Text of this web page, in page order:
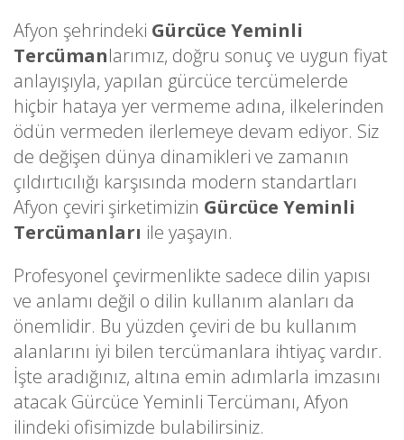
Afyon şehrindeki Gürcüce Yeminli
Tercümanlarımız, doğru sonuç ve uygun fiyat
anlayışıyla, yapılan gürcüce tercümelerde
hiçbir hataya yer vermeme adına, ilkelerinden
ödün vermeden ilerlemeye devam ediyor. Siz
de değişen dünya dinamikleri ve zamanın
çıldırtıcılığı karşısında modern standartları
Afyon çeviri şirketimizin Gürcüce Yeminli
Tercümanları ile yaşayın.
Profesyonel çevirmenlikte sadece dilin yapısı
ve anlamı değil o dilin kullanım alanları da
önemlidir. Bu yüzden çeviri de bu kullanım
alanlarını iyi bilen tercümanlara ihtiyaç vardır.
İşte aradığınız, altına emin adımlarla imzasını
atacak Gürcüce Yeminli Tercümanı, Afyon
ilindeki ofisimizde bulabilirsiniz.